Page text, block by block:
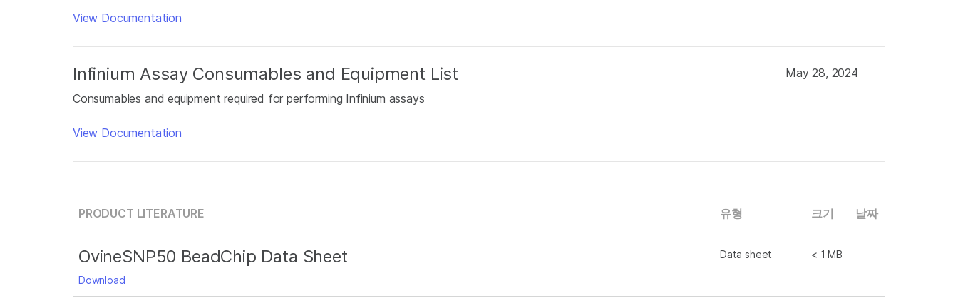
View Documentation
Infinium Assay Consumables and Equipment List
Consumables and equipment required for performing Infinium assays
View Documentation
May 28, 2024
PRODUCT LITERATURE 유형 크기 날짜
OvineSNP50 BeadChip Data Sheet
Download
Data sheet < 1 MB